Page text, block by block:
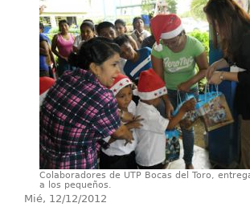
Estudiantes
Proyectos / Extensión
Servicios
Investigación
Colaboradores de UTP Bocas del Toro,
a los pequeños.
Mié, 12/12/2012